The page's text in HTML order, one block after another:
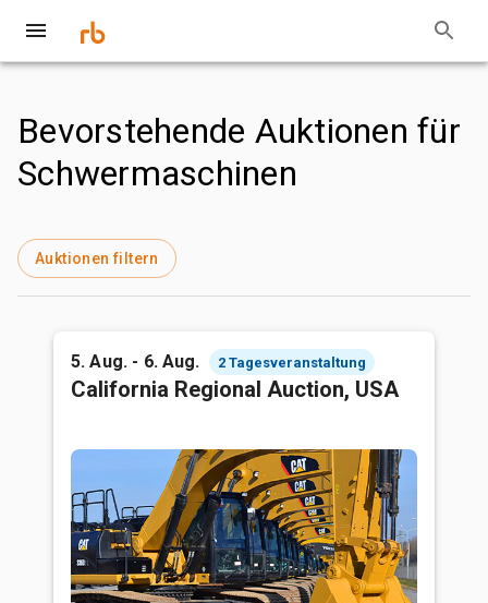
Bevorstehende Auktionen für
Schwermaschinen
Auktionen filtern
5. Aug. - 6. Aug. 2 Tagesveranstaltung
California Regional Auction, USA